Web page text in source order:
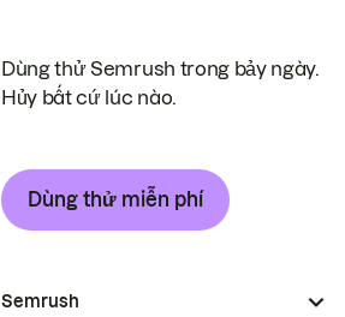
Dùng thử Semrush trong bảy ngày.
Hủy bất cứ lúc nào.
Dùng thử miễn phí
Semrush